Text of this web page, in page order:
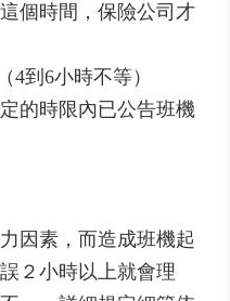
個時間，保險公司才
4到6小時不等）
的時限內已公告班機
因素，而造成班機起
２小時以上就會理